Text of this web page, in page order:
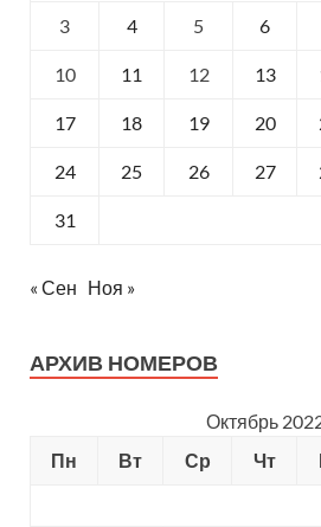
3 4 5 6
10 11 12 13
17 18 19 20
24 25 26 27
31
« Сен Ноя »
АРХИВ НОМЕРОВ
Октябрь
Пн
Вт Ср Чт